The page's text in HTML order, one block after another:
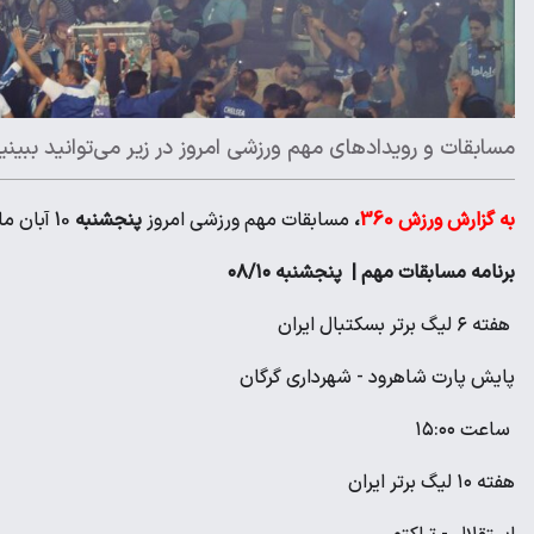
مسابقات و رویدادهای مهم ورزشی امروز در زیر می‌‌توانید
به گزارش ورزش 360 ، مسابقات مهم ورزشی امروزپنجشنبه 10 آبان ماه را در زیر می‌‌توانید ببینید
برنامه مسابقات مهم | پنجشنبه ۰۸/۱۰
هفته ۶ لیگ برتر بسکتبال ایران
پایش پارت شاهرود - شهرداری گرگان
ساعت ۱۵:۰۰
هفته ۱۰ لیگ برتر ایران